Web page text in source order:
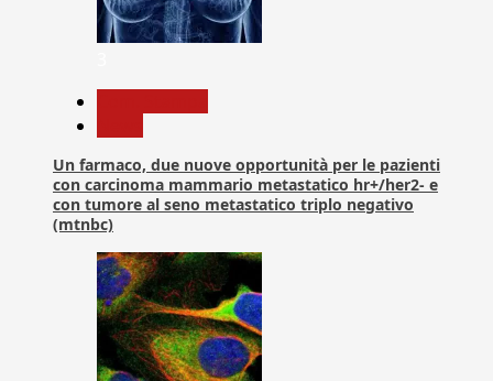
Un farmaco, due nuove opportunità per le pazienti
con carcinoma mammario metastatico hr+/her2- e
con tumore al seno metastatico triplo negativo
(mtnbc)